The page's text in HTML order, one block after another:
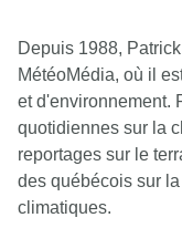
Depuis 1988,
MétéoMédia, où il
et d'environnement.
quotidiennes sur la
reportages sur le
des québécois sur
climatiques.